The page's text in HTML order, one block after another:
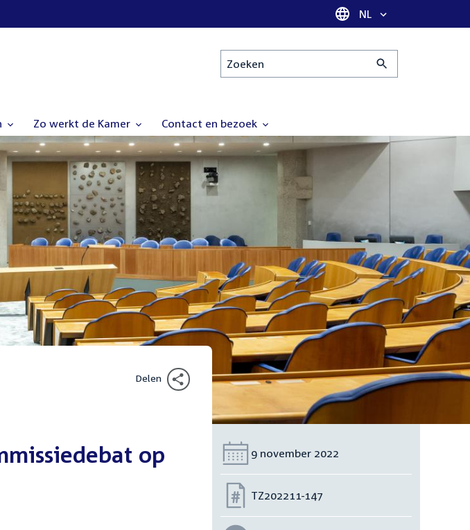
Taal selectie
NL
Zoeken
Zo werkt de Kamer Contact en bezoek
Delen
op
Datum:
9 november 2022
Nummer:
TZ202211-147